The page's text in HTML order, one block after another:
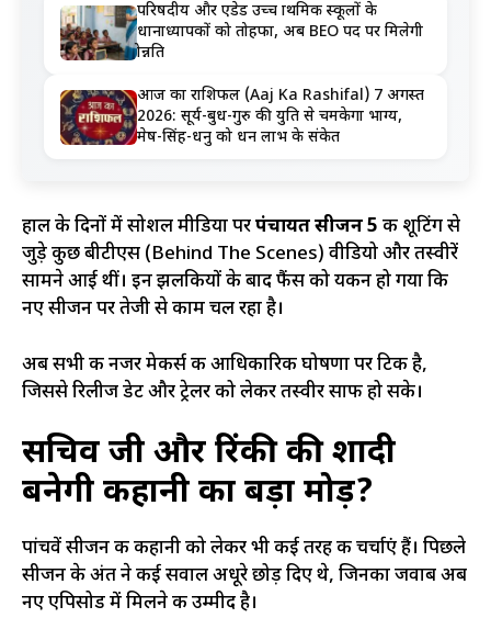
परिषदीय और एडेड उच्च प्राथमिक स्कूलों के
प्रधानाध्यापकों को तोहफा, अब BEO पद पर मिलेगी
प्रोन्नति
आज का राशिफल (Aaj Ka Rashifal) 7 अगस्त
2026: सूर्य-बुध-गुरु की युति से चमकेगा भाग्य,
मेष-सिंह-धनु को धन लाभ के संकेत
हाल के दिनों में सोशल मीडिया परपंचायत सीजन 5 की शूटिंग से
जुड़े कुछ बीटीएस (Behind The Scenes) वीडियो और तस्वीरें
सामने आई थीं। इन झलकियों के बाद फैंस को यकीन हो गया कि
नए सीजन पर तेजी से काम चल रहा है।
अब सभी की नजर मेकर्स की आधिकारिक घोषणा पर टिकी है,
जिससे रिलीज डेट और ट्रेलर को लेकर तस्वीर साफ हो सके।
सचिव जी और रिंकी की शादी
बनेगी कहानी का बड़ा मोड़?
पांचवें सीजन की कहानी को लेकर भी कई तरह की चर्चाएं हैं। पिछले
सीजन के अंत ने कई सवाल अधूरे छोड़ दिए थे, जिनका जवाब अब
नए एपिसोड में मिलने की उम्मीद है।